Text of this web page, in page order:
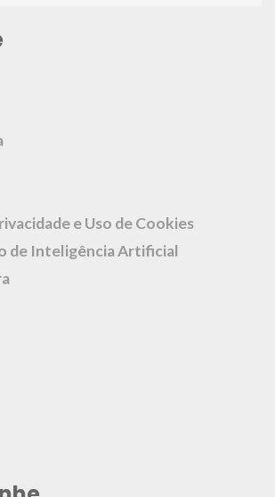
e Uso de Cookies
de Inteligência Artificial